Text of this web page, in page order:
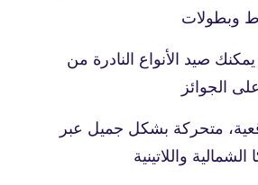
وبطولات
صيد الأنواع النادرة من
الجوائز
متحركة بشكل جميل عبر
واللاتينية